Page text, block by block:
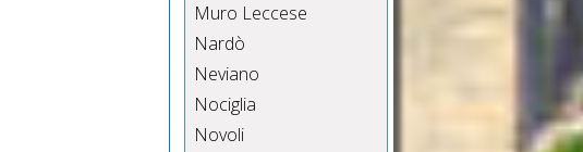
Muro Leccese
Nardò
Neviano
Nociglia
Novoli